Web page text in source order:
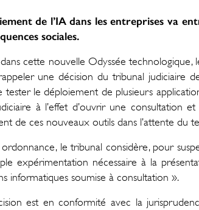
de l’IA dans les entreprises va
sociales.
dans cette nouvelle Odyssée
une décision du tribunal judiciaire
tester le déploiement de plusieurs
à l’effet d’ouvrir une consultation
de ces nouveaux outils dans l’attente du
le tribunal considère, pour
expérimentation nécessaire à la
informatiques soumise à consultation ».
est en conformité avec la